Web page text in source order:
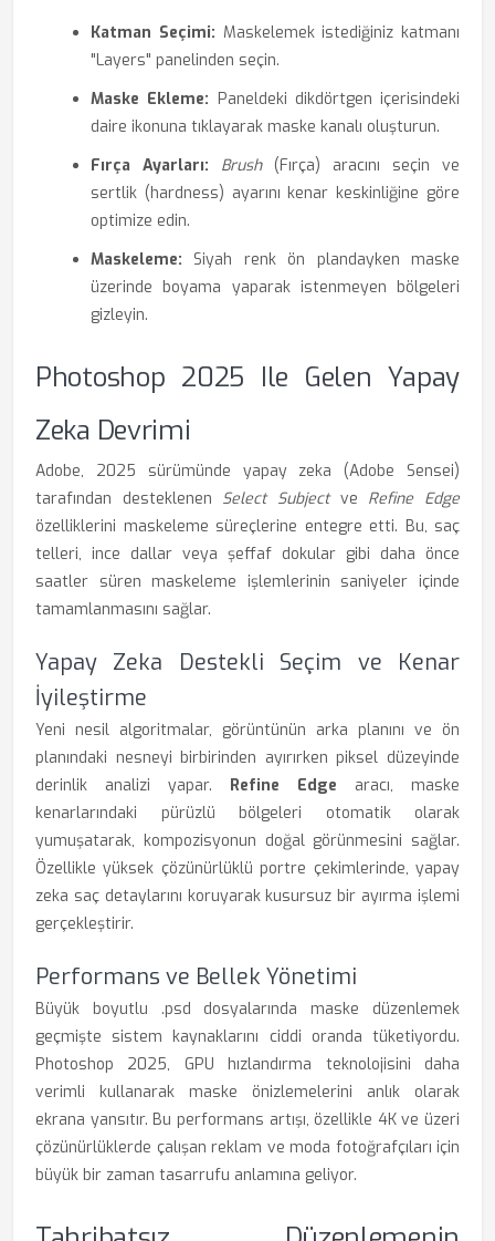
Katman Seçimi: Maskelemek istediğiniz katmanı
"Layers" panelinden seçin.
Maske Ekleme: Paneldeki dikdörtgen içerisindeki
daire ikonuna tıklayarak maske kanalı oluşturun.
Fırça Ayarları:
Brush(Fırça) aracını seçin ve
sertlik (hardness) ayarını kenar keskinliğine göre
optimize edin.
Maskeleme: Siyah renk ön plandayken maske
üzerinde boyama yaparak istenmeyen bölgeleri
gizleyin.
Photoshop 2025 Ile Gelen Yapay
Zeka Devrimi
Adobe, 2025 sürümünde yapay zeka (Adobe Sensei)
tarafından desteklenen Select Subjectve Refine Edge
özelliklerini maskeleme süreçlerine entegre etti. Bu, saç
telleri, ince dallar veya şeffaf dokular gibi daha önce
saatler süren maskeleme işlemlerinin saniyeler içinde
tamamlanmasını sağlar.
Yapay Zeka Destekli Seçim ve Kenar
İyileştirme
Yeni nesil algoritmalar, görüntünün arka planını ve ön
planındaki nesneyi birbirinden ayırırken piksel düzeyinde
derinlik analizi yapar. Refine Edge aracı, maske
kenarlarındaki pürüzlü bölgeleri otomatik olarak
yumuşatarak, kompozisyonun doğal görünmesini sağlar.
Özellikle yüksek çözünürlüklü portre çekimlerinde, yapay
zeka saç detaylarını koruyarak kusursuz bir ayırma işlemi
gerçekleştirir.
Performans ve Bellek Yönetimi
Büyük boyutlu .psd dosyalarında maske düzenlemek
geçmişte sistem kaynaklarını ciddi oranda tüketiyordu.
Photoshop 2025, GPU hızlandırma teknolojisini daha
verimli kullanarak maske önizlemelerini anlık olarak
ekrana yansıtır. Bu performans artışı, özellikle 4K ve üzeri
çözünürlüklerde çalışan reklam ve moda fotoğrafçıları için
büyük bir zaman tasarrufu anlamına geliyor.